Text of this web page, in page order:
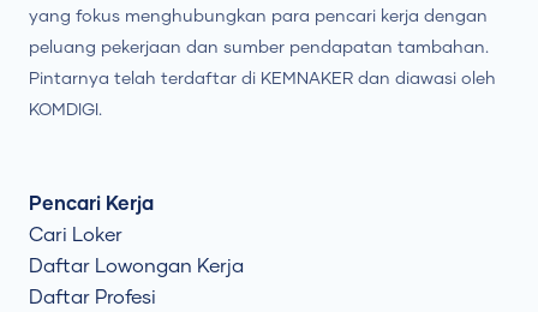
yang fokus menghubungkan para pencari kerja dengan
peluang pekerjaan dan sumber pendapatan tambahan.
Pintarnya telah terdaftar di KEMNAKER dan diawasi oleh
KOMDIGI.
Pencari Kerja
Cari Loker
Daftar Lowongan Kerja
Daftar Profesi